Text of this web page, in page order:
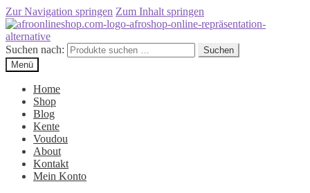
Zur Navigation springen Zum Inhalt springen
Suchen nach:
Suchen
Menü
Home
Shop
Blog
Kente
Voudou
About
Kontakt
Mein Konto